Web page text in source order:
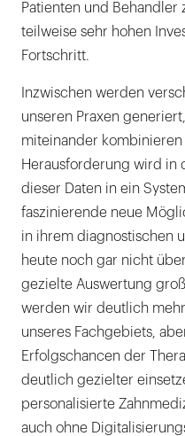
Patienten und
teilweise sehr hohen
Fortschritt.
Inzwischen werden
unseren Praxen
miteinander kombinieren
Herausforderung wird in
dieser Daten in ein
faszinierende neue
in ihrem diagnostischen
heute noch gar nicht
gezielte Auswertung
werden wir deutlich
unseres Fachgebiets,
Erfolgschancen der
deutlich gezielter
personalisierte
auch ohne